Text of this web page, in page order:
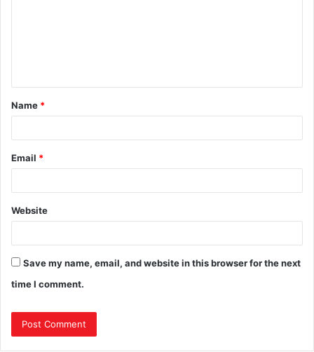
Name *
Email *
Website
Save my name, email, and website in this browser for the next
time I comment.